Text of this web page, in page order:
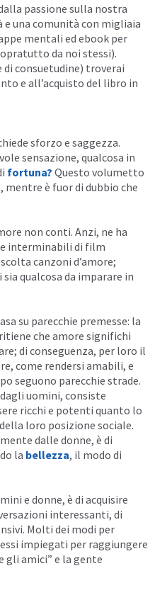
passione sulla nostra
una comunità con migliaia
mentali ed ebook per
da noi stessi).
di consuetudine) troverai
e all’acquisto del libro in
sforzo e saggezza.
sensazione, qualcosa in
fortuna? Questo volumetto
è fuor di dubbio che
non conti. Anzi, ne ha
interminabili di film
canzoni d’amore;
sia qualcosa da imparare in
su parecchie premesse: la
che amore significhi
di conseguenza, per loro il
come rendersi amabili, e
seguono parecchie strade.
uomini, consiste
ricchi e potenti quanto lo
loro posizione sociale.
dalle donne, è di
la bellezza, il modo di
e donne, è di acquisire
interessanti, di
Molti dei modi per
impiegati per raggiungere
gli amici” e la gente